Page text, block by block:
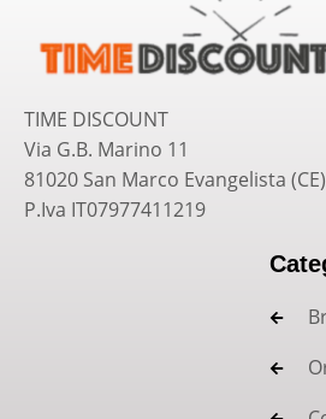
TIME DISCOUNT
Via G.B. Marino 11
81020 San Marco Evangelista (CE)
P.Iva IT07977411219